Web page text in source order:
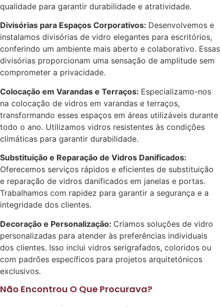
qualidade para garantir durabilidade e atratividade.
Divisórias para Espaços Corporativos: Desenvolvemos e
instalamos divisórias de vidro elegantes para escritórios,
conferindo um ambiente mais aberto e colaborativo. Essas
divisórias proporcionam uma sensação de amplitude sem
comprometer a privacidade.
Colocação em Varandas e Terraços: Especializamo-nos
na colocação de vidros em varandas e terraços,
transformando esses espaços em áreas utilizáveis durante
todo o ano. Utilizamos vidros resistentes às condições
climáticas para garantir durabilidade.
Substituição e Reparação de Vidros Danificados:
Oferecemos serviços rápidos e eficientes de substituição
e reparação de vidros danificados em janelas e portas.
Trabalhamos com rapidez para garantir a segurança e a
integridade dos clientes.
Decoração e Personalização: Criamos soluções de vidro
personalizadas para atender às preferências individuais
dos clientes. Isso inclui vidros serigrafados, coloridos ou
com padrões específicos para projetos arquitetónicos
exclusivos.
Não Encontrou O Que Procurava?